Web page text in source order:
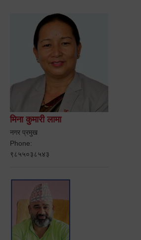
मिना कुमारी लामा
नगर प्रमुख
Phone:
९८५५०३८५४३